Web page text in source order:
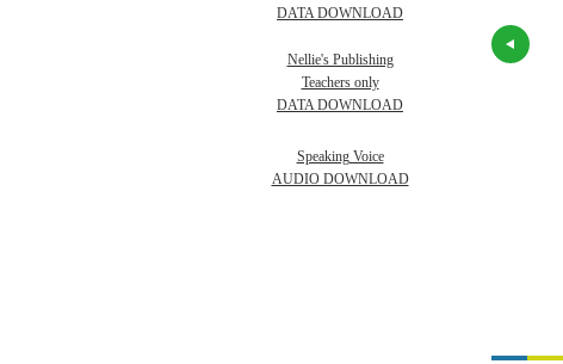
English Words (2/E)
Digital Materials
English Words (2/E)
6 SB + Student
Digital Materials
DATA DOWNLOAD
Nellie's Publishing
Teachers only
DATA DOWNLOAD
Speaking Voice
AUDIO DOWNLOAD